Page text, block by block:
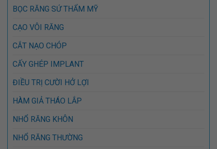
BỌC RĂNG SỨ THẨM MỸ
CẠO VÔI RĂNG
CẮT NẠO CHÓP
CẤY GHÉP IMPLANT
ĐIỀU TRỊ CƯỜI HỞ LỢI
HÀM GIẢ THÁO LẮP
NHỔ RĂNG KHÔN
NHỔ RĂNG THƯỜNG